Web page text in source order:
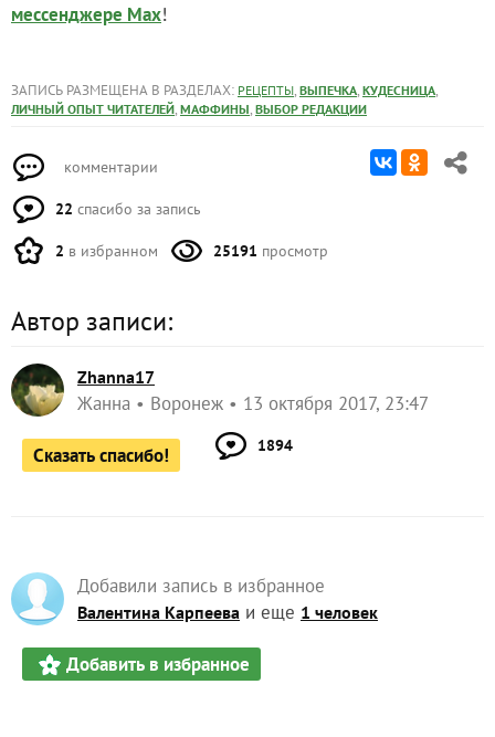
мессенджере Max!
ЗАПИСЬ РАЗМЕЩЕНА В РАЗДЕЛАХ: РЕЦЕПТЫ, ВЫПЕЧКА, КУДЕСНИЦА,
ЛИЧНЫЙ ОПЫТ ЧИТАТЕЛЕЙ, МАФФИНЫ, ВЫБОР РЕДАКЦИИ
комментарии
22 спасибо за запись
2 в избранном 25191 просмотр
Автор записи:
Zhanna17
Жанна Воронеж 13 октября 2017, 23:47
Сказать спасибо! 1894
Добавили запись в избранное
Валентина Карпеева и еще 1 человек
Добавить в избранное